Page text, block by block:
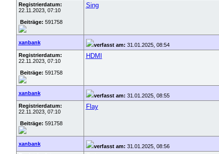
Registrierdatum:
22.11.2023, 07:10
Beiträge: 591758
Sing
xanbank verfasst am: 31.01.2025, 08:54
Registrierdatum:
22.11.2023, 07:10
Beiträge: 591758
HDMI
xanbank verfasst am: 31.01.2025, 08:55
Registrierdatum:
22.11.2023, 07:10
Beiträge: 591758
Flay
xanbank verfasst am: 31.01.2025, 08:56